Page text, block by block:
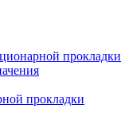
прокладки
прокладки